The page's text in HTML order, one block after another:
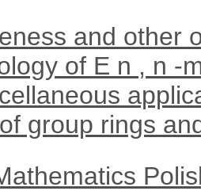
and other
of E n , n -
group rings